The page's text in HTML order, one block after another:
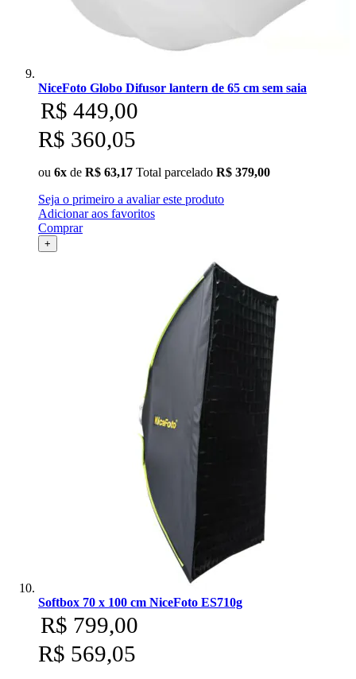
NiceFoto Globo Difusor lantern de 65 cm sem saia
R$ 449,00
R$ 360,05
ou 6x de R$ 63,17 Total parcelado R$ 379,00
Seja o primeiro a avaliar este produto
Adicionar aos favoritos
Comprar
+
Softbox 70 x 100 cm NiceFoto ES710g
R$ 799,00
R$ 569,05